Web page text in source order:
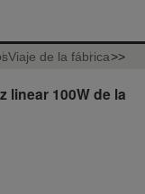
Viaje de la fábrica>>
linear 100W de la